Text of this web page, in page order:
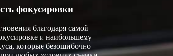
фокусировки
благодаря самой
и наибольшему
которые безошибочно